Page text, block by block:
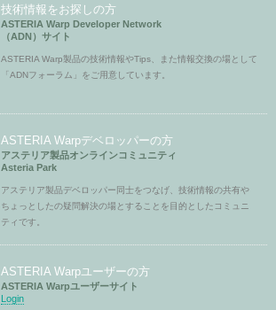
技術情報をお探しの方
ASTERIA Warp Developer Network
（ADN）サイト
ASTERIA Warp製品の技術情報やTips、また情報交換の場として
「ADNフォーラム」をご用意しています。
ASTERIA Warpデベロッパーの方
アステリア製品オンラインコミュニティ
Asteria Park
アステリア製品デベロッパー同士をつなげ、技術情報の共有や
ちょっとしたの疑問解決の場とすることを目的としたコミュニ
ティです。
ASTERIA Warpユーザーの方
ASTERIA Warpユーザーサイト
Login